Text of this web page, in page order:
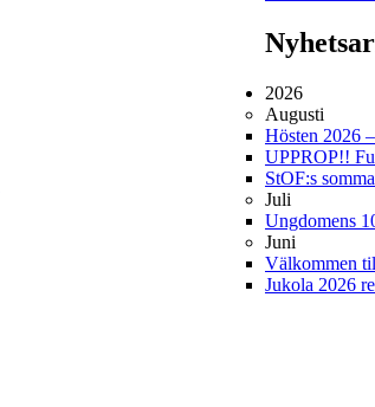
2026
Augusti
Hösten 2026
UPPROP!!
StOF:s
Juli
Ungdomens
Juni
Välkommen
Jukola 2026